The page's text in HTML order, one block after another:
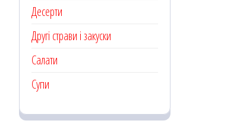
Десерти
Другі страви і закуски
Салати
Супи